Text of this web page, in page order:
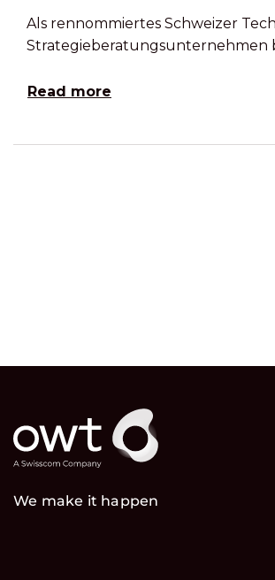
Als rennommiertes Schweizer
Strategieberatungsunternehmen
Read more
We make it happen